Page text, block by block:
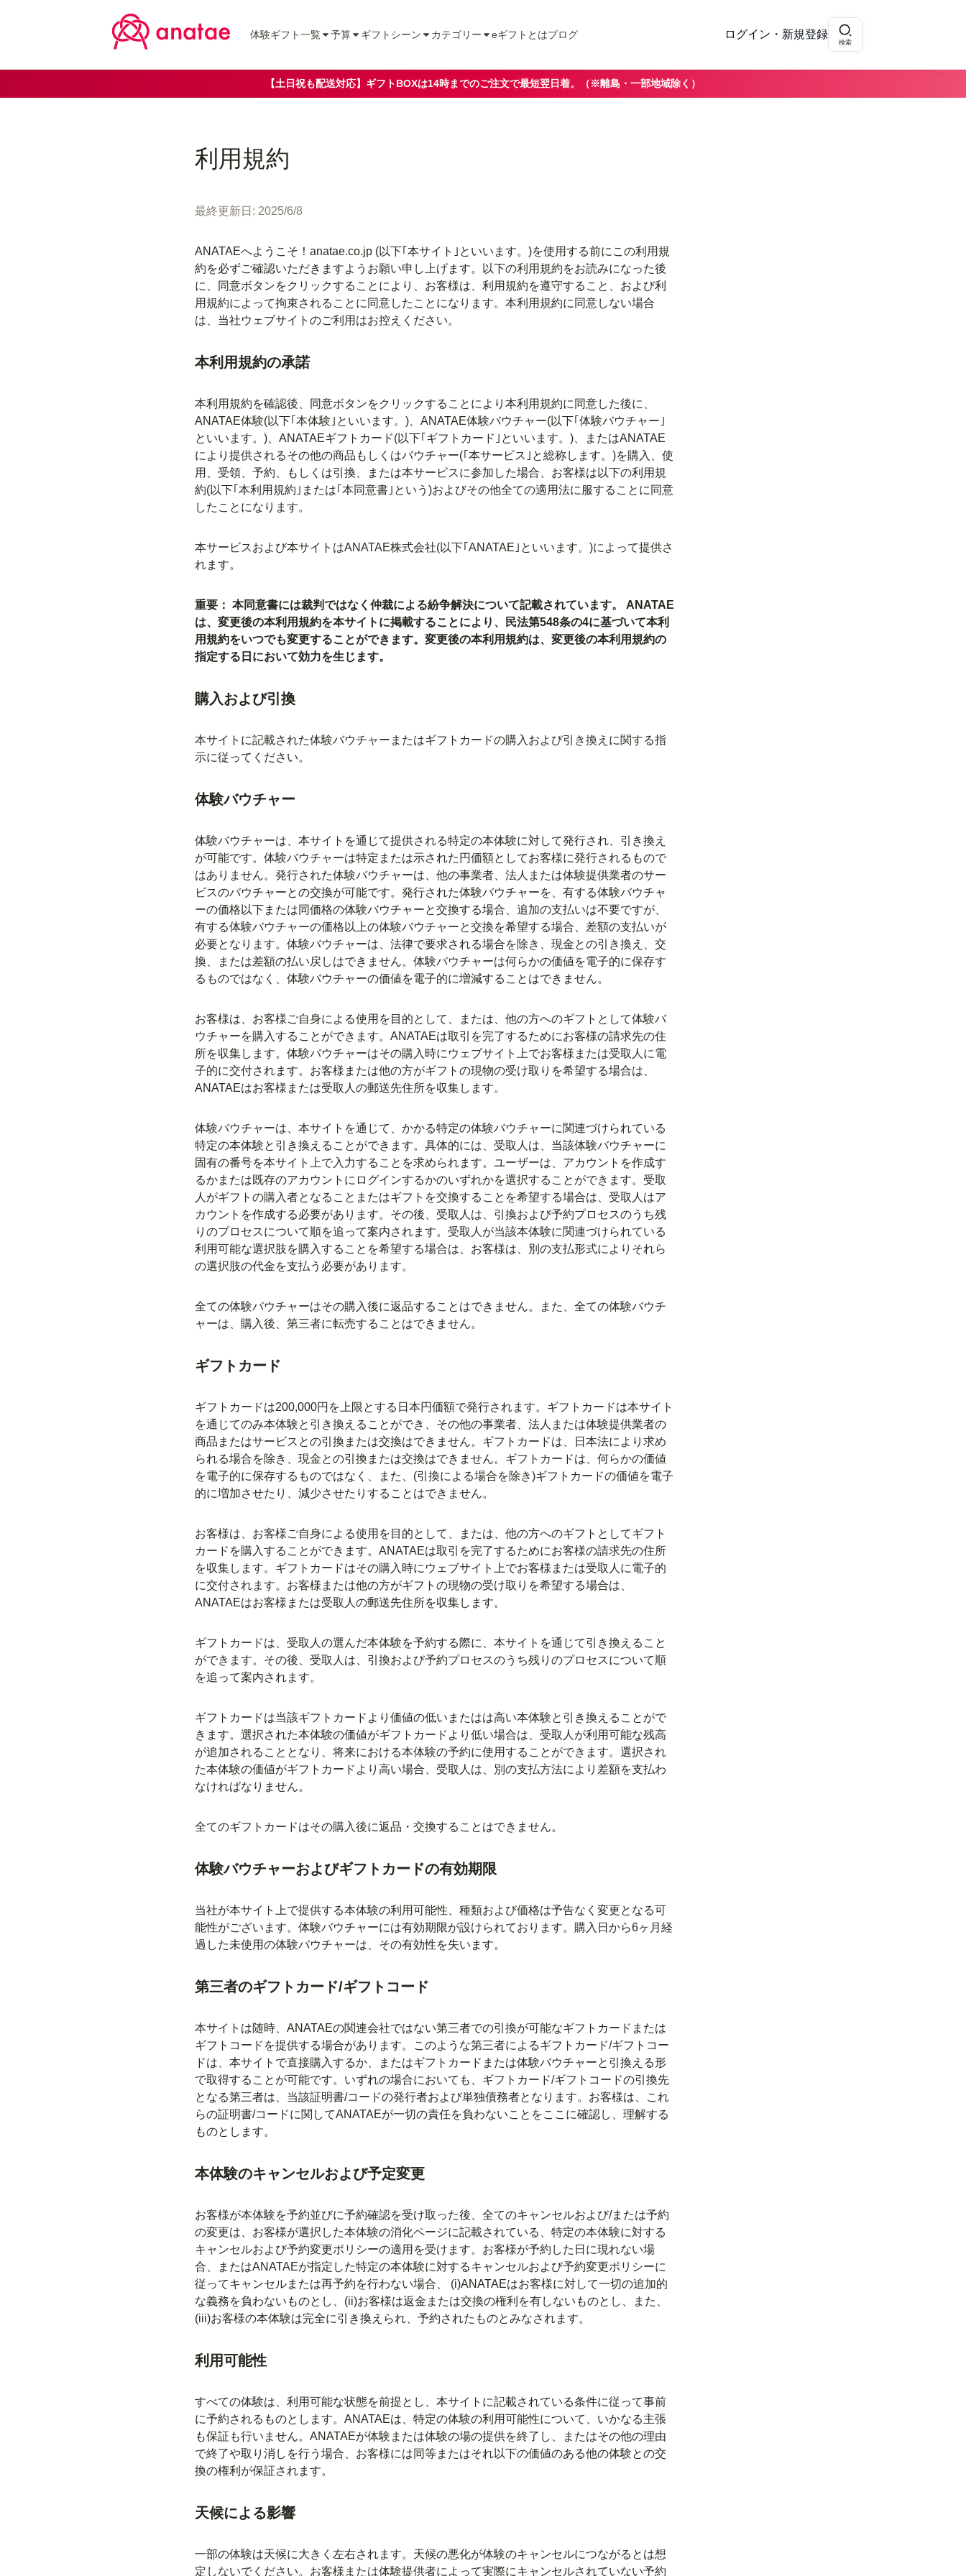
体験ギフト一覧 予算 ギフトシーン カテゴリー eギフトとはブログ ログイン・新規登録
検索
【土日祝も配送対応】ギフトBOXは14時までのご注文で最短翌日着。（※離島・一部地域除く）
利用規約
最終更新日: 2025/6/8
ANATAEへようこそ！anatae.co.jp (以下｢本サイト｣といいます。)を使用する前にこの利用規
約を必ずご確認いただきますようお願い申し上げます。以下の利用規約をお読みになった後
に、同意ボタンをクリックすることにより、お客様は、利用規約を遵守すること、および利
用規約によって拘束されることに同意したことになります。本利用規約に同意しない場合
は、当社ウェブサイトのご利用はお控えください。
本利用規約の承諾
本利用規約を確認後、同意ボタンをクリックすることにより本利用規約に同意した後に、
ANATAE体験(以下｢本体験｣といいます。)、ANATAE体験バウチャー(以下｢体験バウチャー｣
といいます。)、ANATAEギフトカード(以下｢ギフトカード｣といいます。)、またはANATAE
により提供されるその他の商品もしくはバウチャー(｢本サービス｣と総称します。)を購入、使
用、受領、予約、もしくは引換、または本サービスに参加した場合、お客様は以下の利用規
約(以下｢本利用規約｣または｢本同意書｣という)およびその他全ての適用法に服することに同意
したことになります。
本サービスおよび本サイトはANATAE株式会社(以下｢ANATAE｣といいます。)によって提供さ
れます。
重要： 本同意書には裁判ではなく仲裁による紛争解決について記載されています。 ANATAE
は、変更後の本利用規約を本サイトに掲載することにより、民法第548条の4に基づいて本利
用規約をいつでも変更することができます。変更後の本利用規約は、変更後の本利用規約の
指定する日において効力を生じます。
購入および引換
本サイトに記載された体験バウチャーまたはギフトカードの購入および引き換えに関する指
示に従ってください。
体験バウチャー
体験バウチャーは、本サイトを通じて提供される特定の本体験に対して発行され、引き換え
が可能です。体験バウチャーは特定または示された円価額としてお客様に発行されるもので
はありません。発行された体験バウチャーは、他の事業者、法人または体験提供業者のサー
ビスのバウチャーとの交換が可能です。発行された体験バウチャーを、有する体験バウチャ
ーの価格以下または同価格の体験バウチャーと交換する場合、追加の支払いは不要ですが、
有する体験バウチャーの価格以上の体験バウチャーと交換を希望する場合、差額の支払いが
必要となります。体験バウチャーは、法律で要求される場合を除き、現金との引き換え、交
換、または差額の払い戻しはできません。体験バウチャーは何らかの価値を電子的に保存す
るものではなく、体験バウチャーの価値を電子的に増減することはできません。
お客様は、お客様ご自身による使用を目的として、または、他の方へのギフトとして体験バ
ウチャーを購入することができます。ANATAEは取引を完了するためにお客様の請求先の住
所を収集します。体験バウチャーはその購入時にウェブサイト上でお客様または受取人に電
子的に交付されます。お客様または他の方がギフトの現物の受け取りを希望する場合は、
ANATAEはお客様または受取人の郵送先住所を収集します。
体験バウチャーは、本サイトを通じて、かかる特定の体験バウチャーに関連づけられている
特定の本体験と引き換えることができます。具体的には、受取人は、当該体験バウチャーに
固有の番号を本サイト上で入力することを求められます。ユーザーは、アカウントを作成す
るかまたは既存のアカウントにログインするかのいずれかを選択することができます。受取
人がギフトの購入者となることまたはギフトを交換することを希望する場合は、受取人はア
カウントを作成する必要があります。その後、受取人は、引換および予約プロセスのうち残
りのプロセスについて順を追って案内されます。受取人が当該本体験に関連づけられている
利用可能な選択肢を購入することを希望する場合は、お客様は、別の支払形式によりそれら
の選択肢の代金を支払う必要があります。
全ての体験バウチャーはその購入後に返品することはできません。また、全ての体験バウチ
ャーは、購入後、第三者に転売することはできません。
ギフトカード
ギフトカードは200,000円を上限とする日本円価額で発行されます。ギフトカードは本サイト
を通じてのみ本体験と引き換えることができ、その他の事業者、法人または体験提供業者の
商品またはサービスとの引換または交換はできません。ギフトカードは、日本法により求め
られる場合を除き、現金との引換または交換はできません。ギフトカードは、何らかの価値
を電子的に保存するものではなく、また、(引換による場合を除き)ギフトカードの価値を電子
的に増加させたり、減少させたりすることはできません。
お客様は、お客様ご自身による使用を目的として、または、他の方へのギフトとしてギフト
カードを購入することができます。ANATAEは取引を完了するためにお客様の請求先の住所
を収集します。ギフトカードはその購入時にウェブサイト上でお客様または受取人に電子的
に交付されます。お客様または他の方がギフトの現物の受け取りを希望する場合は、
ANATAEはお客様または受取人の郵送先住所を収集します。
ギフトカードは、受取人の選んだ本体験を予約する際に、本サイトを通じて引き換えること
ができます。その後、受取人は、引換および予約プロセスのうち残りのプロセスについて順
を追って案内されます。
ギフトカードは当該ギフトカードより価値の低いまたはは高い本体験と引き換えることがで
きます。選択された本体験の価値がギフトカードより低い場合は、受取人が利用可能な残高
が追加されることとなり、将来における本体験の予約に使用することができます。選択され
た本体験の価値がギフトカードより高い場合、受取人は、別の支払方法により差額を支払わ
なければなりません。
全てのギフトカードはその購入後に返品・交換することはできません。
体験バウチャーおよびギフトカードの有効期限
当社が本サイト上で提供する本体験の利用可能性、種類および価格は予告なく変更となる可
能性がございます。体験バウチャーには有効期限が設けられております。購入日から6ヶ月経
過した未使用の体験バウチャーは、その有効性を失います。
第三者のギフトカード/ギフトコード
本サイトは随時、ANATAEの関連会社ではない第三者での引換が可能なギフトカードまたは
ギフトコードを提供する場合があります。このような第三者によるギフトカード/ギフトコー
ドは、本サイトで直接購入するか、またはギフトカードまたは体験バウチャーと引換える形
で取得することが可能です。いずれの場合においても、ギフトカード/ギフトコードの引換先
となる第三者は、当該証明書/コードの発行者および単独債務者となります。お客様は、これ
らの証明書/コードに関してANATAEが一切の責任を負わないことをここに確認し、理解する
ものとします。
本体験のキャンセルおよび予定変更
お客様が本体験を予約並びに予約確認を受け取った後、全てのキャンセルおよび/または予約
の変更は、お客様が選択した本体験の消化ページに記載されている、特定の本体験に対する
キャンセルおよび予約変更ポリシーの適用を受けます。お客様が予約した日に現れない場
合、またはANATAEが指定した特定の本体験に対するキャンセルおよび予約変更ポリシーに
従ってキャンセルまたは再予約を行わない場合、 (i)ANATAEはお客様に対して一切の追加的
な義務を負わないものとし、(ii)お客様は返金または交換の権利を有しないものとし、また、
(iii)お客様の本体験は完全に引き換えられ、予約されたものとみなされます。
利用可能性
すべての体験は、利用可能な状態を前提とし、本サイトに記載されている条件に従って事前
に予約されるものとします。ANATAEは、特定の体験の利用可能性について、いかなる主張
も保証も行いません。ANATAEが体験または体験の場の提供を終了し、またはその他の理由
で終了や取り消しを行う場合、お客様には同等またはそれ以下の価値のある他の体験との交
換の権利が保証されます。
天候による影響
一部の体験は天候に大きく左右されます。天候の悪化が体験のキャンセルにつながるとは想
定しないでください。お客様または体験提供者によって実際にキャンセルされていない予約